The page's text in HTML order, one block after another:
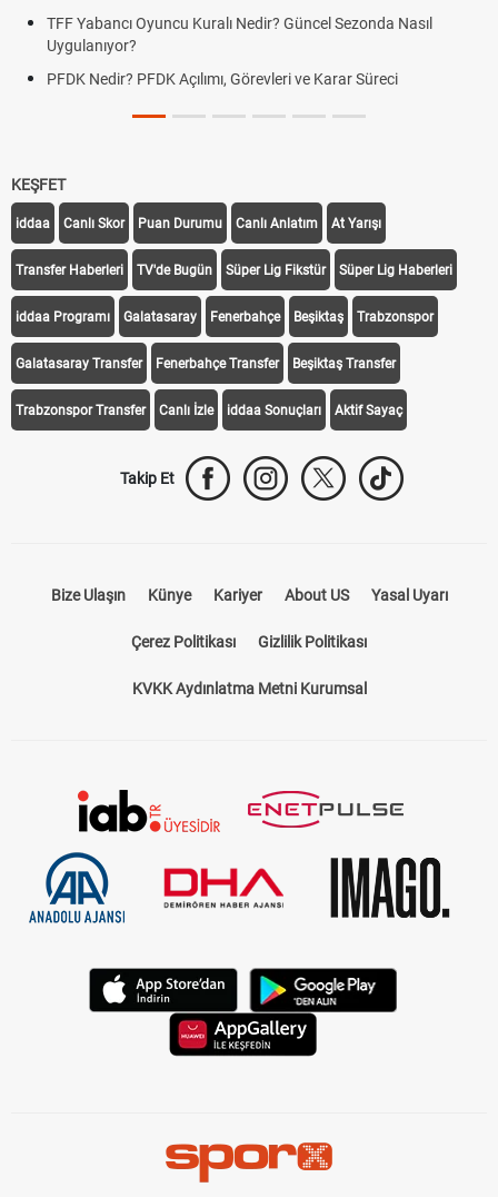
TFF Yabancı Oyuncu Kuralı Nedir? Güncel Sezonda Nasıl
Uygulanıyor?
PFDK Nedir? PFDK Açılımı, Görevleri ve Karar Süreci
KEŞFET
iddaa Canlı Skor Puan Durumu Canlı Anlatım At Yarışı
Transfer Haberleri TV'de Bugün Süper Lig Fikstür Süper Lig Haberleri
iddaa Programı Galatasaray Fenerbahçe Beşiktaş Trabzonspor
Galatasaray Transfer Fenerbahçe Transfer Beşiktaş Transfer
Trabzonspor Transfer Canlı İzle iddaa Sonuçları Aktif Sayaç
Takip Et
Bize Ulaşın Künye Kariyer About US Yasal Uyarı
Çerez Politikası Gizlilik Politikası
KVKK Aydınlatma Metni Kurumsal